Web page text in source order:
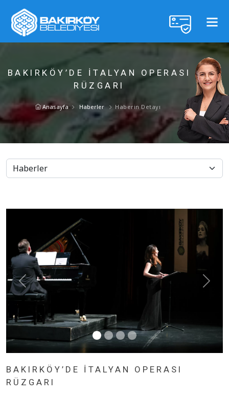
BAKIRKÖY’DE İTALYAN OPERASI
RÜZGARI
Anasayfa Haberler Haberin Detayı
BAKIRKÖY’DE İTALYAN OPERASI
RÜZGARI